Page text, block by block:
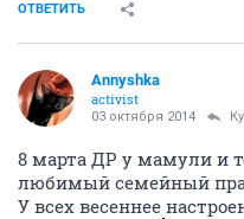
ОТВЕТИТЬ
Annyshka
activist
03 октября 2014
8 марта ДР у мамули и
любимый семейный
У всех весеннее